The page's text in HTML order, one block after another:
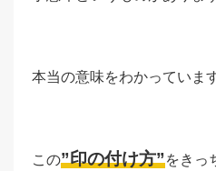
本当の意味をわかっていま
この”印の付け方”をきっ